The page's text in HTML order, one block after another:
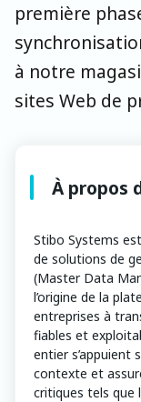
première
à notre
sites Web de
À propos
Stibo Systems
de solutions de
(Master Data
l’origine de la
entreprises à
fiables et
entier s’appuient
contexte et
critiques tels que